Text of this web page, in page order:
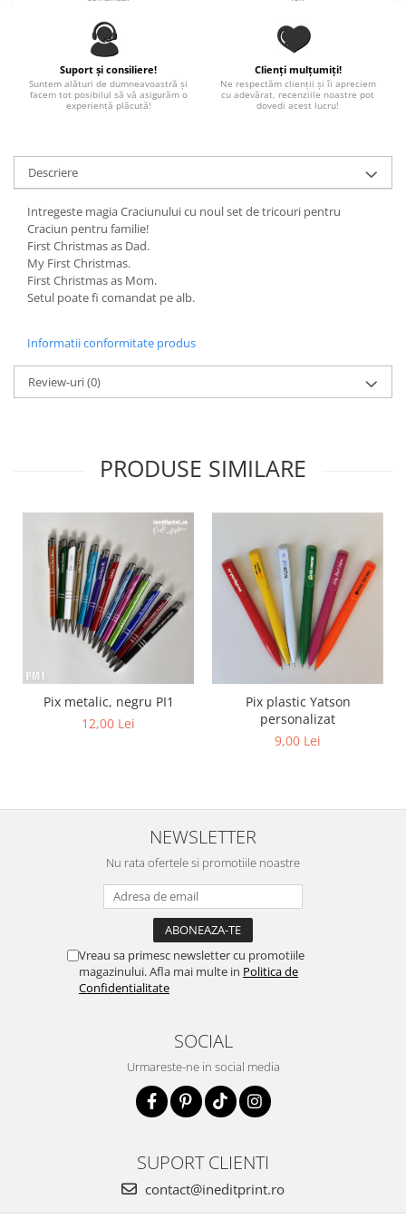
Alte evenimente
Nunta
Domnisoara / Domnisor
Personaje
Porumbei
Diverse
Alte limbi
Engleza
Maghiara
Spaniola
Italiana
Franceza
Slovaca
Pachete de toppere
Oferte (Cake Toppers)
Oferte (Toppere Flori)
Pachete Inedite
Stand Prezentare
Oneline (Topper Lateral)
Suport și consiliere!
Suntem alături de dumneavoastră și
facem tot posibilul să vă asigurăm o
experiență plăcută!
Clienți mulțumiți!
Ne respectăm clienții și îi apreciem
cu adevărat, recenziile noastre pot
dovedi acest lucru!
Descriere
Intregeste magia Craciunului cu noul set de tricouri pentru
Craciun pentru familie!
First Christmas as Dad.
My First Christmas.
First Christmas as Mom.
Setul poate fi comandat pe alb.
Informatii conformitate produs
Review-uri(0)
PRODUSE SIMILARE
Pix metalic, negru PI1
12,00 Lei
Pix plastic Yatson
personalizat
9,00 Lei
NEWSLETTER
Nu rata ofertele si promotiile noastre
Vreau sa primesc newsletter cu promotiile
magazinului. Afla mai multe in Politica de
Confidentialitate
SOCIAL
Urmareste-ne in social media
SUPORT CLIENTI
contact@ineditprint.ro